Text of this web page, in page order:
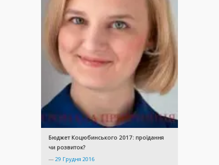
Бюджет Коцюбинського 2017: проїдання
чи розвиток?
— 29 Грудня 2016